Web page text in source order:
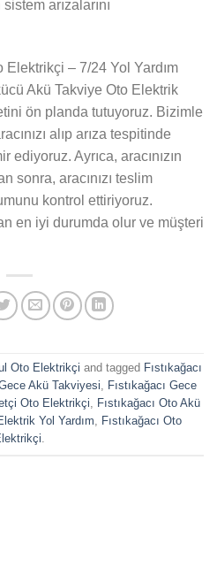
arızalarını
Elektrikçi – 7/24 Yol Yardım
Akü Takviye Oto Elektrik
ön planda tutuyoruz. Bizimle
alıp arıza tespitinde
ediyoruz. Ayrıca, aracınızın
sonra, aracınızı teslim
kontrol ettiriyoruz.
en iyi durumda olur ve müşteri
Oto Elektrikçi and tagged Fıstıkağacı
Gece Akü Takviyesi, Fıstıkağacı Gece
Oto Elektrikçi, Fıstıkağacı Oto Akü
Yol Yardım, Fıstıkağacı Oto
.